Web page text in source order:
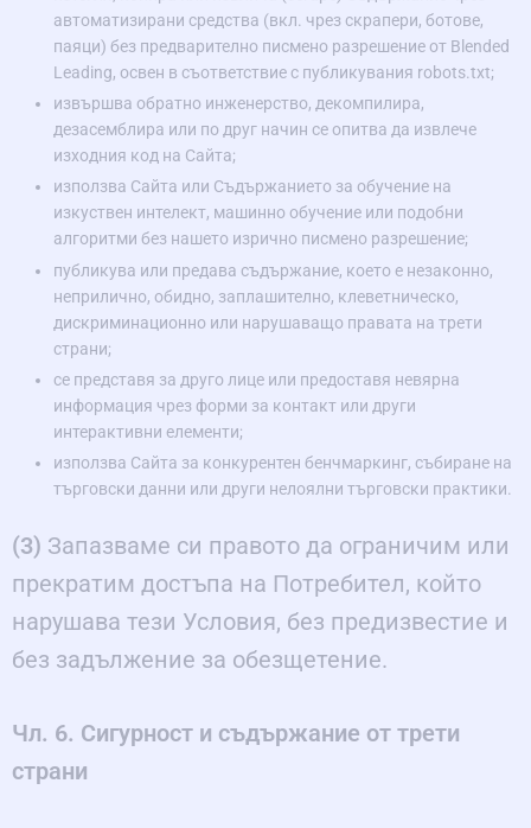
автоматизирани средства (вкл. чрез скрапери, ботове,
паяци) без предварително писмено разрешение от Blended
Leading, освен в съответствие с публикувания robots.txt;
извършва обратно инженерство, декомпилира,
дезасемблира или по друг начин се опитва да извлече
изходния код на Сайта;
използва Сайта или Съдържанието за обучение на
изкуствен интелект, машинно обучение или подобни
алгоритми без нашето изрично писмено разрешение;
публикува или предава съдържание, което е незаконно,
неприлично, обидно, заплашително, клеветническо,
дискриминационно или нарушаващо правата на трети
страни;
се представя за друго лице или предоставя невярна
информация чрез форми за контакт или други
интерактивни елементи;
използва Сайта за конкурентен бенчмаркинг, събиране на
търговски данни или други нелоялни търговски практики.
(3) Запазваме си правото да ограничим или
прекратим достъпа на Потребител, който
нарушава тези Условия, без предизвестие и
без задължение за обезщетение.
Чл. 6. Сигурност и съдържание от трети
страни